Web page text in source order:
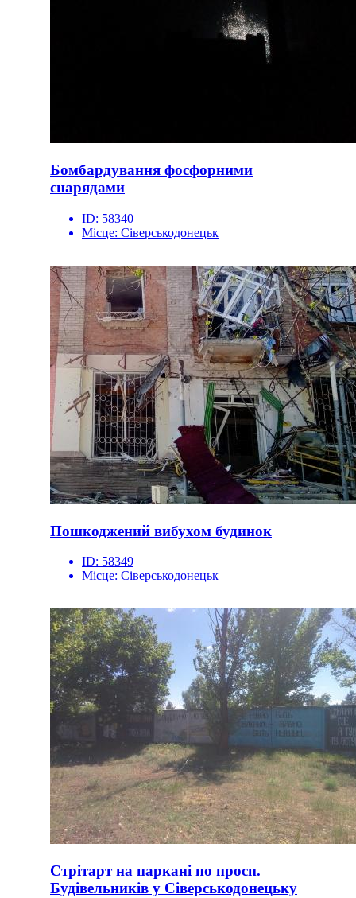
Бомбардування фосфорними
снарядами
ID: 58340
Місце: Сіверськодонецьк
Пошкоджений вибухом будинок
ID: 58349
Місце: Сіверськодонецьк
Стрітарт на паркані по просп.
Будівельників у Сіверськодонецьку